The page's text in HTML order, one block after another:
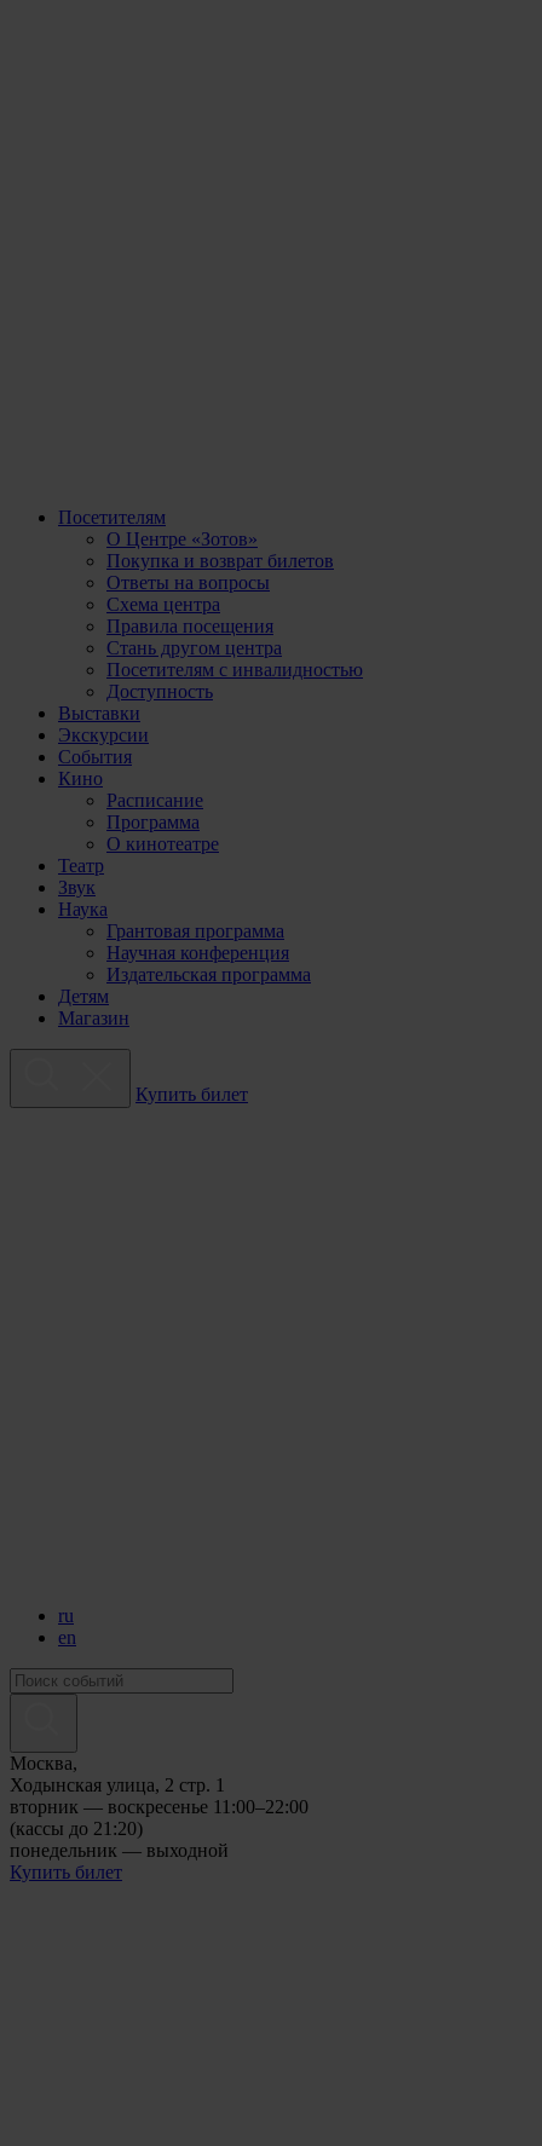
Посетителям
О Центре «Зотов»
Покупка и возврат билетов
Ответы на вопросы
Схема центра
Правила посещения
Стань другом центра
Посетителям с инвалидностью
Доступность
Выставки
Экскурсии
События
Кино
Расписание
Программа
О кинотеатре
Театр
Звук
Наука
Грантовая программа
Научная конференция
Издательская программа
Детям
Магазин
Купить билет
ru
en
Москва,
Ходынская улица, 2 стр. 1
вторник — воскресенье 11:00–22:00
(кассы до 21:20)
понедельник — выходной
Купить билет